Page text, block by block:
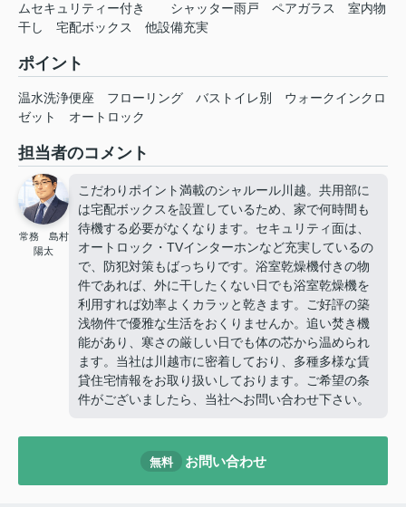
ムセキュリティー付き シャッター雨戸 ペアガラス 室内物
干し 宅配ボックス 他設備充実
ポイント
温水洗浄便座 フローリング バストイレ別
ウォークインクロ
ゼット
オートロック
担当者のコメント
常務 島村
陽太
こだわりポイント満載のシャルール川越。共用部に
は宅配ボックスを設置しているため、家で何時間も
待機する必要がなくなります。セキュリティ面は、
オートロック・TVインターホンなど充実しているの
で、防犯対策もばっちりです。浴室乾燥機付きの物
件であれば、外に干したくない日でも浴室乾燥機を
利用すれば効率よくカラッと乾きます。ご好評の築
浅物件で優雅な生活をおくりませんか。追い焚き機
能があり、寒さの厳しい日でも体の芯から温められ
ます。当社は川越市に密着しており、多種多様な賃
貸住宅情報をお取り扱いしております。ご希望の条
件がございましたら、当社へお問い合わせ下さい。
無料 お問い合わせ